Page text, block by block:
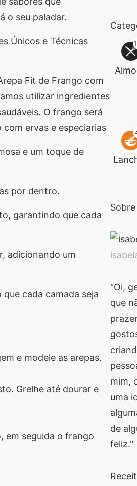
o seu paladar.
Únicos e Técnicas
Fit de Frango com
utilizar ingredientes
O frango será
com ervas e especiarias
e um toque de
por dentro.
garantindo que cada
adicionando um
cada camada seja
e modele as arepas.
Grelhe até dourar e
em seguida o frango
"Oi,
que
mim,
uma
de
feliz."